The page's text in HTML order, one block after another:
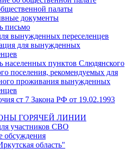
палаты
документы
письмо
вынужденных переселенцев
для вынужденных
населенных пунктов Слюдянского
поселения, рекомендуемых для
проживания вынужденных
ст 7 Закона РФ от 19.02.1993
ГОРЯЧЕЙ ЛИНИИ
участников СВО
обсуждения
область"